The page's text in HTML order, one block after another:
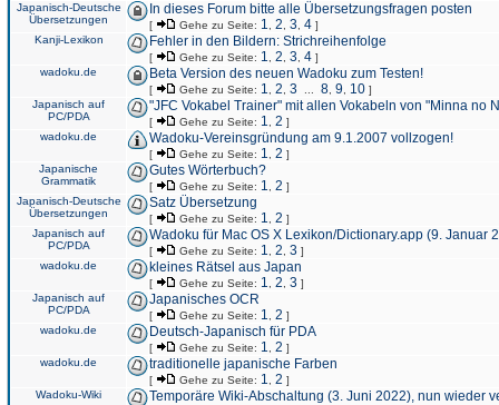
Japanisch-Deutsche
Übersetzungen
In dieses Forum bitte alle Übersetzungsfragen posten
[ Gehe zu Seite: 1 2 3 4 ]
Kanji-Lexikon
Fehler in den Bildern: Strichreihenfolge
[ Gehe zu Seite: 1 2 3 4 ]
wadoku.de
Beta Version des neuen Wadoku zum Testen!
[ Gehe zu Seite: 1 2 3 8 9 10 ]
Japanisch auf
PC/PDA
"JFC Vokabel Trainer" mit allen Vokabeln von "Minna no
[ Gehe zu Seite: 1 2 ]
wadoku.de
Wadoku-Vereinsgründung am 9.1.2007 vollzogen!
[ Gehe zu Seite: 1 2 ]
Japanische
Grammatik
Gutes Wörterbuch?
[ Gehe zu Seite: 1 2 ]
Japanisch-Deutsche
Übersetzungen
Satz Übersetzung
[ Gehe zu Seite: 1 2 ]
Japanisch auf
PC/PDA
Wadoku für Mac OS X Lexikon/Dictionary.app (9. Januar
[ Gehe zu Seite: 1 2 3 ]
wadoku.de
kleines Rätsel aus Japan
[ Gehe zu Seite: 1 2 3 ]
Japanisch auf
PC/PDA
Japanisches OCR
[ Gehe zu Seite: 1 2 ]
wadoku.de
Deutsch-Japanisch für PDA
[ Gehe zu Seite: 1 2 ]
wadoku.de
traditionelle japanische Farben
[ Gehe zu Seite: 1 2 ]
Wadoku-Wiki
Temporäre Wiki-Abschaltung (3. Juni 2022), nun wieder